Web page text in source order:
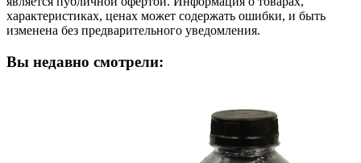
характеристиках, ценах может содержать ошибки, и быть
изменена без предварительного уведомления.
Вы недавно смотрели: